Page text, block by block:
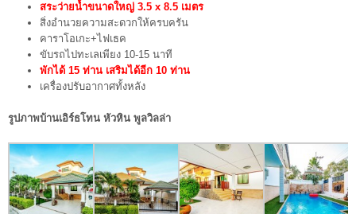
สระว่ายน้ำขนาดใหญ่ 3.5 x 8.5 เมตร
สิ่งอำนวยความสะดวกให้ครบครัน
คาราโอเกะ+ไฟเธค
ขับรถไปทะเลเพียง 10-15 นาที
พักได้ 15 ท่าน เสริมได้อีก 10 ท่าน
เครื่องปรับอากาศทั้งหลัง
รูปภาพบ้านเอิร์ธโทน หัวหิน พูลวิลล่า